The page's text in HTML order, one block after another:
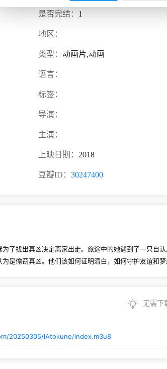
是否完结： 1
地区：
类型： 动画片,动画
语言：
标签：
导演：
主演：
上映日期： 2018
豆瓣ID： 30247400
了找出真凶决定离家出走。旅途中的她遇到了一只自
为是偷窃真凶。他们该如何证明清白，如何守护友谊和
无需下
20250305/lAtokune/index.m3u8